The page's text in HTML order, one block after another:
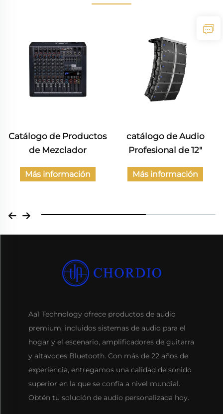
Catálogo de Productos
de Mezclador
Más información
catálogo de Audio
Profesional de 12"
Más información
Aa1 Technology ofrece productos de audio
premium, incluidos sistemas de audio para el
hogar y el escenario, amplificadores de guitarra
y altavoces Bluetooth. Con más de 22 años de
experiencia, entregamos una calidad de sonido
superior en la que se confía a nivel mundial.
Obtén tu solución de audio personalizada hoy.